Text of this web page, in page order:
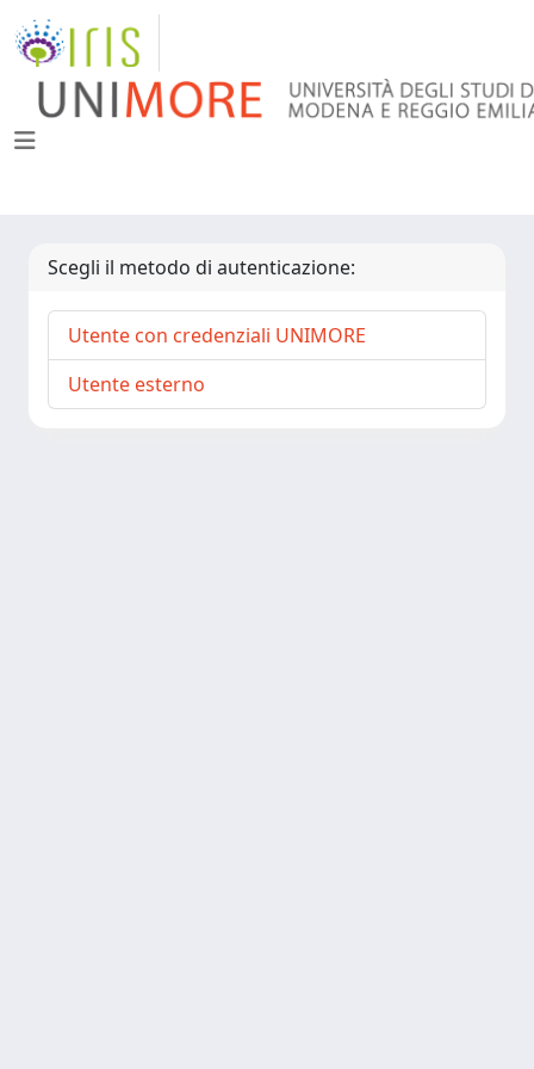
Scegli il metodo di autenticazione:
Utente con credenziali UNIMORE
Utente esterno